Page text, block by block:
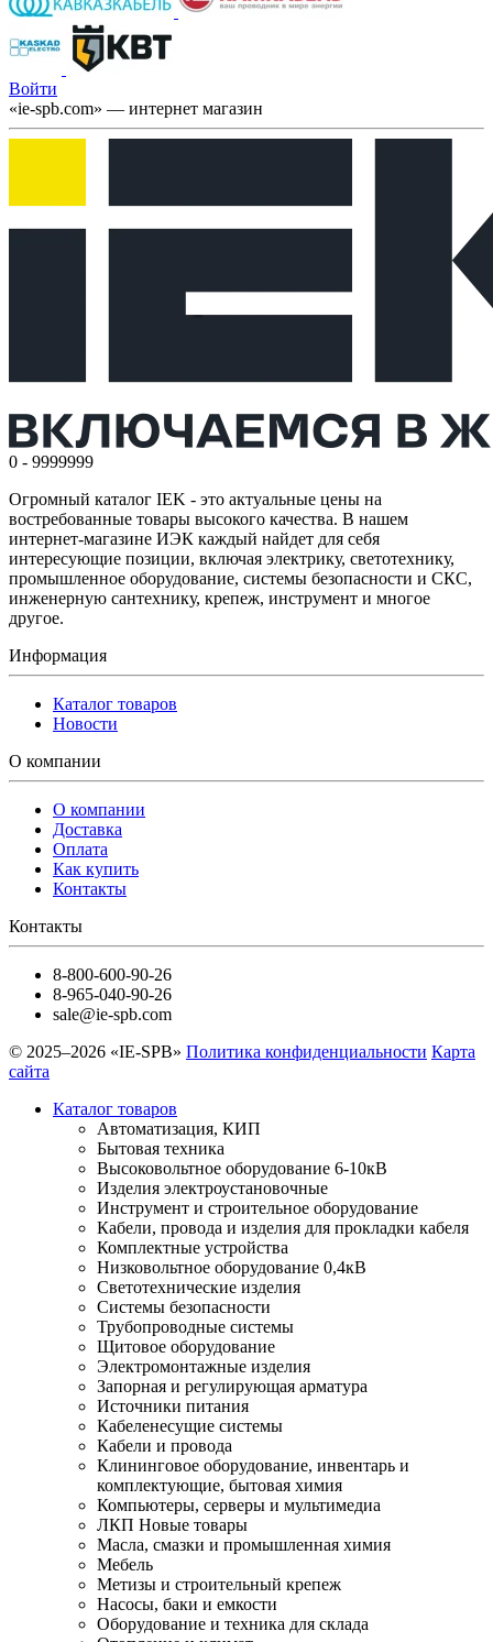
Войти
«ie-spb.com» — интернет магазин
0 - 9999999
Огромный каталог IEK - это актуальные цены на
востребованные товары высокого качества. В нашем
интернет-магазине ИЭК каждый найдет для себя
интересующие позиции, включая электрику, светотехнику,
промышленное оборудование, системы безопасности и СКС,
инженерную сантехнику, крепеж, инструмент и многое
другое.
Информация
Каталог товаров
Новости
О компании
О компании
Доставка
Оплата
Как купить
Контакты
Контакты
8-800-600-90-26
8-965-040-90-26
sale@ie-spb.com
© 2025–2026 «IE-SPB» Политика конфиденциальности Карта
сайта
Каталог товаров
Автоматизация, КИП
Бытовая техника
Высоковольтное оборудование 6-10кВ
Изделия электроустановочные
Инструмент и строительное оборудование
Кабели, провода и изделия для прокладки кабеля
Комплектные устройства
Низковольтное оборудование 0,4кВ
Светотехнические изделия
Системы безопасности
Трубопроводные системы
Щитовое оборудование
Электромонтажные изделия
Запорная и регулирующая арматура
Источники питания
Кабеленесущие системы
Кабели и провода
Клининговое оборудование, инвентарь и
комплектующие, бытовая химия
Компьютеры, серверы и мультимедиа
ЛКП Новые товары
Масла, смазки и промышленная химия
Мебель
Метизы и строительный крепеж
Насосы, баки и емкости
Оборудование и техника для склада